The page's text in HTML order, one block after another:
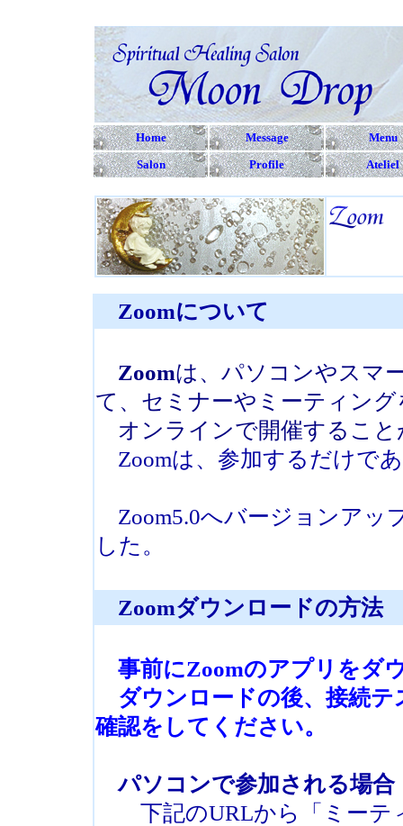
Home Message
Menu
Salon
Profile Ateliel
Zoomについて
Zoomは、パソコンやスマ
て、セミナーやミーティング
オンラインで開催すること
Zoomは、参加するだけで
Zoom5.0へバージョンアッ
した。
Zoomダウンロードの方法
事前にZoomのアプリをダ
ダウンロードの後、接続テ
確認をしてください。
パソコンで参加される場合
下記のURLから「ミーテ